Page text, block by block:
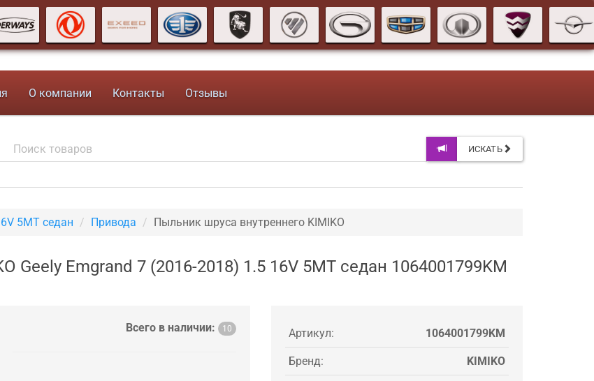
О компании Контакты Отзывы
ИСКАТЬ
5MT седан Привода Пыльник шруса внутреннего KIMIKO
Geely Emgrand 7 (2016-2018) 1.5 16V 5MT седан 1064001799KM
Всего в наличии: 10 Артикул: 1064001799KM
Бренд: KIMIKO